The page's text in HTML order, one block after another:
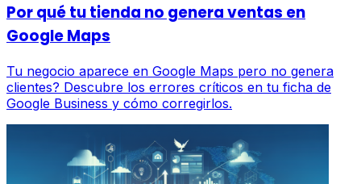
Por qué tu tienda no genera ventas en
Google Maps
Tu negocio aparece en Google Maps pero no genera
clientes? Descubre los errores críticos en tu ficha de
Google Business y cómo corregirlos.